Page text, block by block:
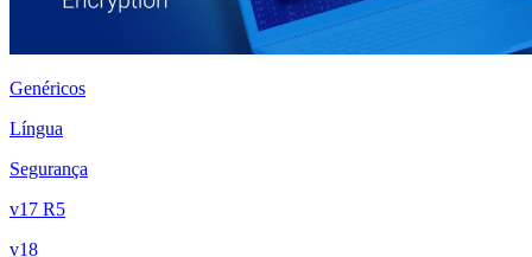
Genéricos
Língua
Segurança
v17 R5
v18